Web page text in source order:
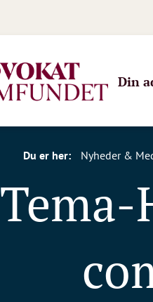
Din
Du er her: Nyheder &